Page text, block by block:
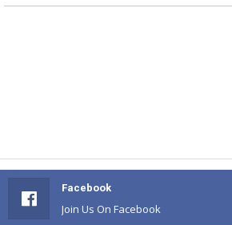
Facebook
Join Us On Facebook